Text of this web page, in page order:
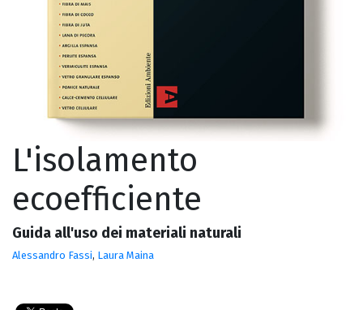
L'isolamento
ecoefficiente
Guida all'uso dei materiali naturali
Alessandro Fassi, Laura Maina